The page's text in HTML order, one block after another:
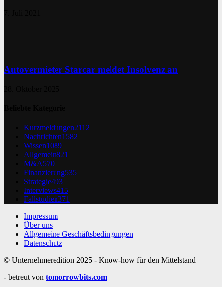
Autovermieter Starcar meldet Insolvenz an
Kurzmeldungen2112
Nachrichten1582
Wissen1089
Allgemein821
M&A570
Finanzierung535
Strategie493
Interviews415
Fallstudien371
Impressum
Über uns
Allgemeine Geschäftsbedingungen
Datenschutz
© Unternehmeredition 2025 - Know-how für den Mittelstand
- betreut von tomorrowbits.com